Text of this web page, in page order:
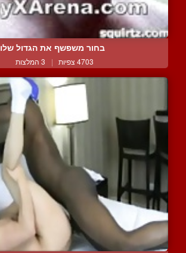
בחור משפשף את הגדול שלו
4703 צפיות | 3 המלצות